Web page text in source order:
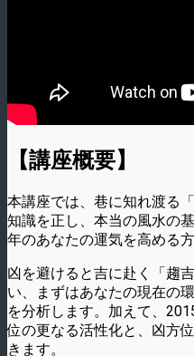
【講座概要】
本講座では、巷に知れ渡る
知識を正し、本当の風水の
年のあなたの運気を高める
凶を避けると吉に赴く「趨
い、まずはあなたの現在の
を分析します。加えて、
位の更なる活性化と、凶方
きます。